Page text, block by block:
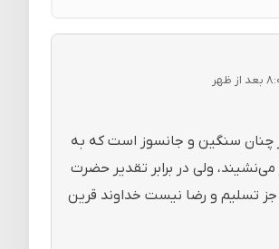
چنان سنگین و جانسوز است که به
ولی در برابر تقدیر حضرت
جز تسلیم و رضا نیست خداوند قرین